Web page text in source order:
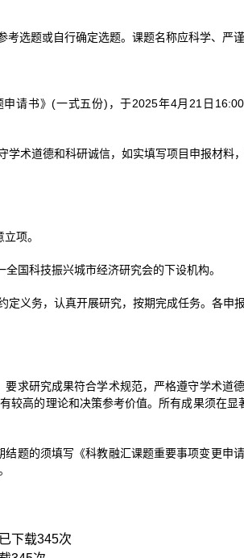
选题或自行确定选题。课题名称应科学、严谨
请书》(一式五份)，于2025年4月21日
术道德和科研诚信，如实填写项目申报材料
项。
国科技振兴城市经济研究会的下设机构。
义务，认真开展研究，按期完成任务。各申
要求研究成果符合学术规范，严格遵守学术道
高的理论和决策参考价值。所有成果须在显
题的须填写《科教融汇课题重要事项变更申
下载345次